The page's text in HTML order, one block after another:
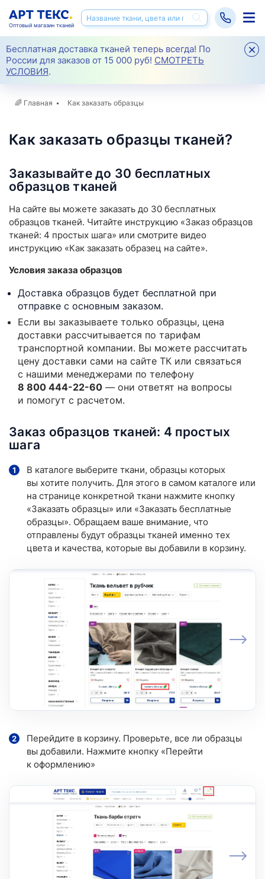
Бесплатная доставка тканей теперь всегда! По
России для заказов от 15 000 руб! СМОТРЕТЬ
УСЛОВИЯ.
Оптовый магазин тканей
🌈 Главная Как заказать образцы
Как заказать образцы тканей?
Заказывайте до 30 бесплатных
образцов тканей
На сайте вы можете заказать до 30 бесплатных
образцов тканей. Читайте инструкцию «Заказ образцов
тканей: 4 простых шага» или смотрите видео
инструкцию «Как заказать образец на сайте».
Условия заказа образцов
Доставка образцов будет бесплатной при
отправке с основным заказом.
Если вы заказываете только образцы, цена
доставки рассчитывается по тарифам
транспортной компании. Вы можете рассчитать
цену доставки сами на сайте ТК или связаться
с нашими менеджерами по телефону
8 800 444-22-60 — они ответят на вопросы
и помогут с расчетом.
Заказ образцов тканей: 4 простых
шага
В каталоге выберите ткани, образцы которых
вы хотите получить. Для этого в самом каталоге или
на странице конкретной ткани нажмите кнопку
«Заказать образцы» или «Заказать бесплатные
образцы». Обращаем ваше внимание, что
отправлены будут образцы тканей именно тех
цвета и качества, которые вы добавили в корзину.
Перейдите в корзину. Проверьте, все ли образцы
вы добавили. Нажмите кнопку «Перейти
к оформлению»